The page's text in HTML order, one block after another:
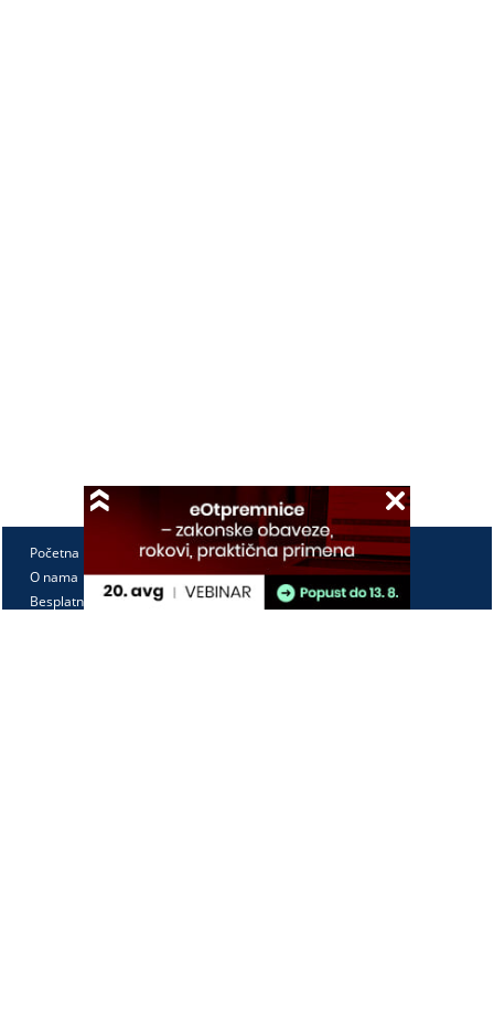
Početna
O nama
Besplatno